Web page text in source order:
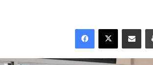
Facebook
X Enviar vía